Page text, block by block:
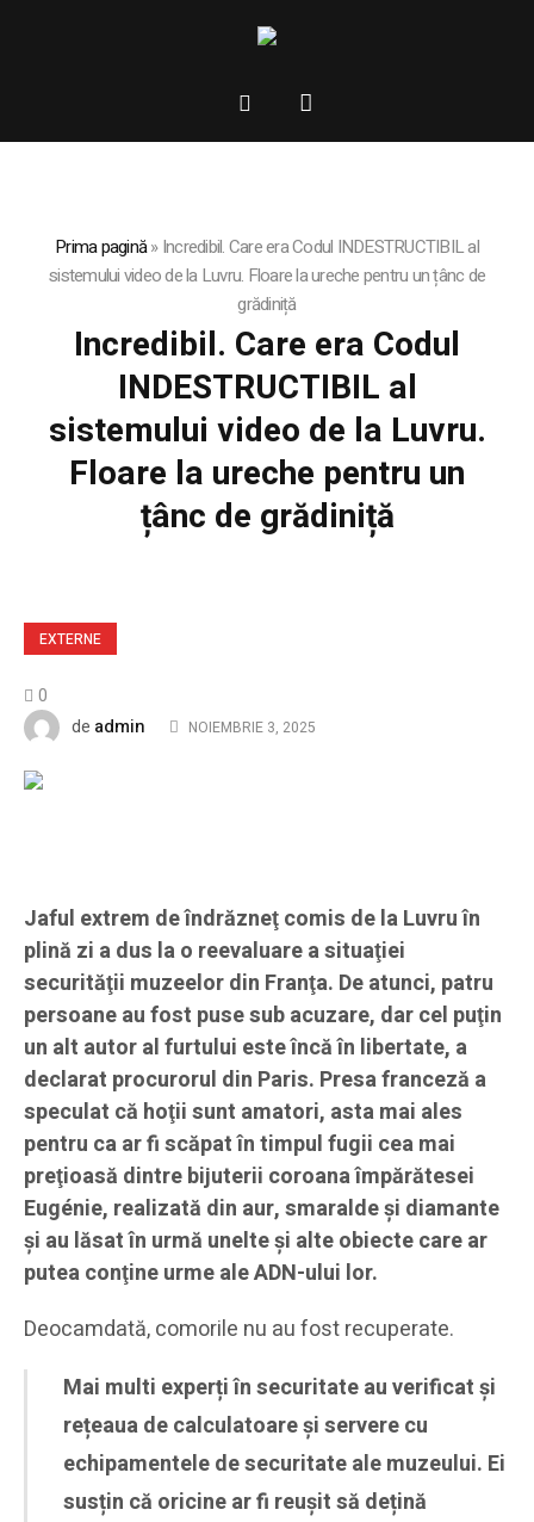
Prima pagină»Incredibil. Care era Codul INDESTRUCTIBIL al
sistemului video de la Luvru. Floare la ureche pentru un țânc de
grădiniță
Incredibil. Care era Codul
INDESTRUCTIBIL al
sistemului video de la Luvru.
Floare la ureche pentru un
țânc de grădiniță
EXTERNE
0
de admin NOIEMBRIE 3, 2025
Jaful extrem de îndrăzneţ comis de la Luvru în
plină zi a dus la o reevaluare a situaţiei
securităţii muzeelor din Franţa. De atunci, patru
persoane au fost puse sub acuzare, dar cel puţin
un alt autor al furtului este încă în libertate, a
declarat procurorul din Paris. Presa franceză a
speculat că hoţii sunt amatori, asta mai ales
pentru ca ar fi scăpat în timpul fugii cea mai
preţioasă dintre bijuterii coroana împărătesei
Eugénie, realizată din aur, smaralde şi diamante
şi au lăsat în urmă unelte şi alte obiecte care ar
putea conţine urme ale ADN-ului lor.
Deocamdată, comorile nu au fost recuperate.
Mai multi experți în securitate au verificat și
rețeaua de calculatoare și servere cu
echipamentele de securitate ale muzeului. Ei
susțin că oricine ar fi reușit să dețină